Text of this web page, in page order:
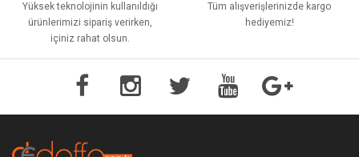
Yüksek teknolojinin kullanıldığı
ürünlerimizi sipariş verirken,
içiniz rahat olsun.
Tüm alışverişlerinizde kargo
hediyemiz!